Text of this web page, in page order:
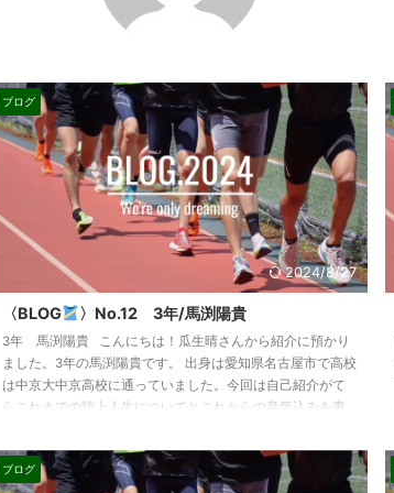
ブログ
2024/8/27
〈BLOG 〉No.12 3年/馬渕陽貴
3年 馬渕陽貴 こんにちは！瓜生晴さんから紹介に預かり
ました。3年の馬渕陽貴です。 出身は愛知県名古屋市で高校
は中京大中京高校に通っていました。今回は自己紹介がて
らこれまでの陸上人生についてとこれからの意気込みを書
っかけは小学生の時の持久走で一番になり、走ることに興
味を持ったことです。 そして、私は千種中学陸上部に入部
ブログ